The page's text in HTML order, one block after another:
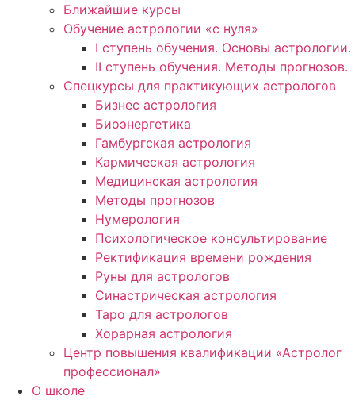
Ближайшие курсы
Обучение астрологии «с нуля»
I ступень обучения. Основы астрологии.
II ступень обучения. Методы прогнозов.
Спецкурсы для практикующих астрологов
Бизнес астрология
Биоэнергетика
Гамбургская астрология
Кармическая астрология
Медицинская астрология
Методы прогнозов
Нумерология
Психологическое консультирование
Ректификация времени рождения
Руны для астрологов
Синастрическая астрология
Таро для астрологов
Хорарная астрология
Центр повышения квалификации «Астролог
профессионал»
О школе